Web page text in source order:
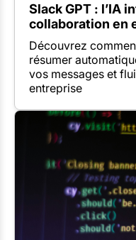
Slack GPT : l’IA
collaboration en
Découvrez
résumer
vos messages et
entreprise